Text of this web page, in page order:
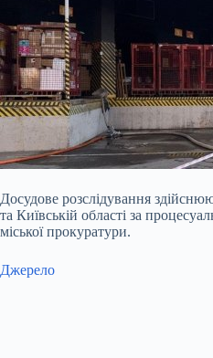
Досудове розслідування
та Київській області за
міської прокуратури.
Джерело